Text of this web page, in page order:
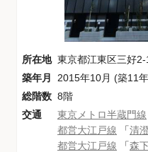
所在地 東京都江東区三好2-
築年月
2015年10月 (築11
総階数 8階
交通
東京メトロ半蔵門線
都営大江戸線 「清
都営大江戸線 「森